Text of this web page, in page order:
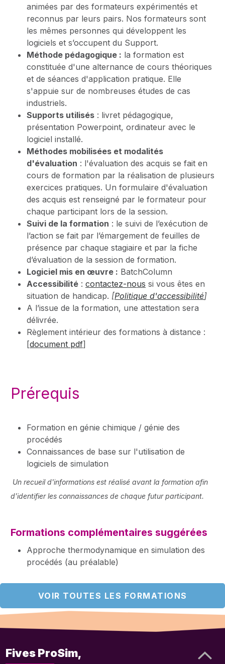
animées par des formateurs expérimentés et
reconnus par leurs pairs. Nos formateurs sont
les mêmes personnes qui développent les
logiciels et s’occupent du Support.
Méthode pédagogique : la formation est
constituée d'une alternance de cours théoriques
et de séances d'application pratique. Elle
s'appuie sur de nombreuses études de cas
industriels.
Supports utilisés : livret pédagogique,
présentation Powerpoint, ordinateur avec le
logiciel installé.
Méthodes mobilisées et modalités
d'évaluation : l'évaluation des acquis se fait en
cours de formation par la réalisation de plusieurs
exercices pratiques. Un formulaire d'évaluation
des acquis est renseigné par le formateur pour
chaque participant lors de la session.
Suivi de la formation : le suivi de l’exécution de
l’action se fait par l’émargement de feuilles de
présence par chaque stagiaire et par la fiche
d’évaluation de la session de formation.
Logiciel mis en œuvre : BatchColumn
Accessibilité : contactez-nous si vous êtes en
situation de handicap. [Politique d'accessibilité]
A l’issue de la formation, une attestation sera
délivrée.
Règlement intérieur des formations à distance :
[document pdf]
Prérequis
Formation en génie chimique / génie des
procédés
Connaissances de base sur l'utilisation de
logiciels de simulation
Un recueil d'informations est réalisé avant la formation afin
d’identifier les connaissances de chaque futur participant.
Formations complémentaires suggérées
Approche thermodynamique en simulation des
procédés (au préalable)
VOIR TOUTES LES FORMATIONS
Fives ProSim,